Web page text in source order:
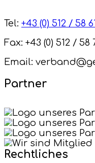
Tel: +43 (0) 512 / 58
Fax: +43 (0) 512 / 58
Email:
Partner
Rechtliches